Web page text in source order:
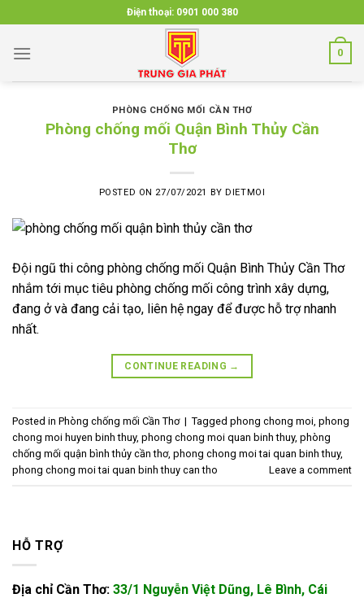
to
content
Điện thoại: 0901 000 380
0
PHÒNG CHỐNG MỐI CẦN THƠ
Phòng chống mối Quận Bình Thủy Cần
Thơ
POSTED ON 27/07/2021 BYDIETMOI
Đội ngũ thi công phòng chống mối Quận Bình Thủy Cần Thơ
nhắm tới mục tiêu phòng chống mối công trình xây dựng,
đang ở và đang cải tạo, liên hệ ngay để được hỗ trợ nhanh
nhất.
CONTINUE READING →
Posted in Phòng chống mối Cần Thơ | Tagged phong chong moi, phong
chong moi huyen binh thuy, phong chong moi quan binh thuy, phòng
chống mối quận bình thủy cần thơ, phong chong moi tai quan binh thuy,
phong chong moi tai quan binh thuy can tho
Leave a comment
HỖ TRỢ
Địa chỉ Cần Thơ: 33/1 Nguyễn Việt Dũng, Lê Bình, Cái